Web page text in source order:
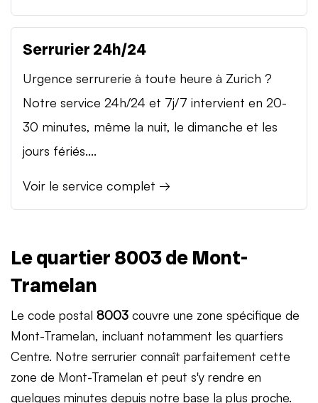
Serrurier 24h/24
Urgence serrurerie à toute heure à Zurich ?
Notre service 24h/24 et 7j/7 intervient en 20-
30 minutes, même la nuit, le dimanche et les
jours fériés....
Voir le service complet →
Le quartier 8003 de Mont-
Tramelan
Le code postal 8003 couvre une zone spécifique de
Mont-Tramelan, incluant notamment les quartiers
Centre. Notre serrurier connaît parfaitement cette
zone de Mont-Tramelan et peut s'y rendre en
quelques minutes depuis notre base la plus proche.